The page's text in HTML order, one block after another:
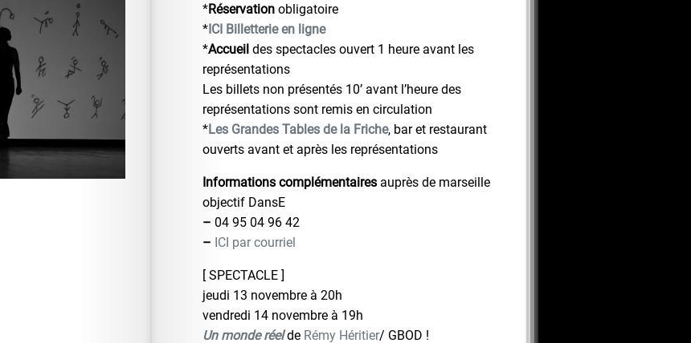
*Réservation obligatoire
*ICI Billetterie en ligne
*Accueil des spectacles ouvert 1 heure avant les
représentations
Les billets non présentés 10’ avant l’heure des
représentations sont remis en circulation
*Les Grandes Tables de la Friche, bar et restaurant
ouverts avant et après les représentations
Informations complémentaires auprès de marseille
objectif DansE
– 04 95 04 96 42
– ICI par courriel
[ SPECTACLE ]
jeudi 13 novembre à 20h
vendredi 14 novembre à 19h
Un monde réel de Rémy Héritier/ GBOD !